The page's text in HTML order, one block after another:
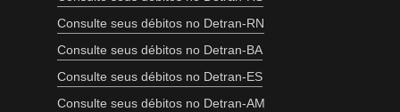
Consulte seus débitos no Detran-RN
Consulte seus débitos no Detran-BA
Consulte seus débitos no Detran-ES
Consulte seus débitos no Detran-AM